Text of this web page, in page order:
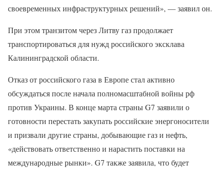
своевременных инфраструктурных решений», — заявил он.
При этом транзитом через Литву газ продолжает
транспортироваться для нужд российского эксклава
Калининградской области.
Отказ от российского газа в Европе стал активно
обсуждаться после начала полномасштабной войны рф
против Украины. В конце марта страны G7 заявили о
готовности перестать закупать российские энергоносители
и призвали другие страны, добывающие газ и нефть,
«действовать ответственно и нарастить поставки на
международные рынки». G7 также заявила, что будет